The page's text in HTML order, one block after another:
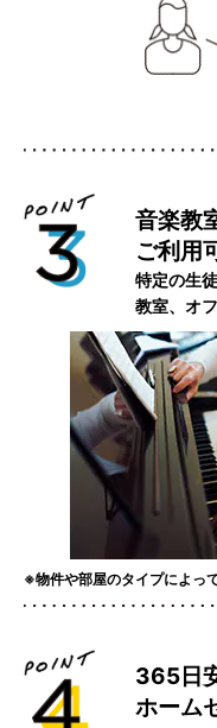
音楽教
ご利用
特定の生
教室、オ
※物件や部屋のタイプによっ
365日
ホーム